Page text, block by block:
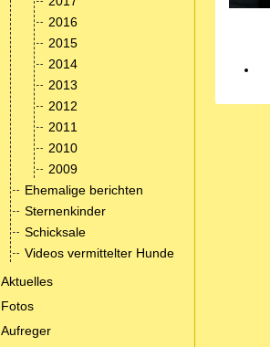
2016
2015
2014
2013
2012
2011
2010
2009
Ehemalige berichten
Sternenkinder
Schicksale
Videos vermittelter Hunde
Aktuelles
Fotos
Aufreger